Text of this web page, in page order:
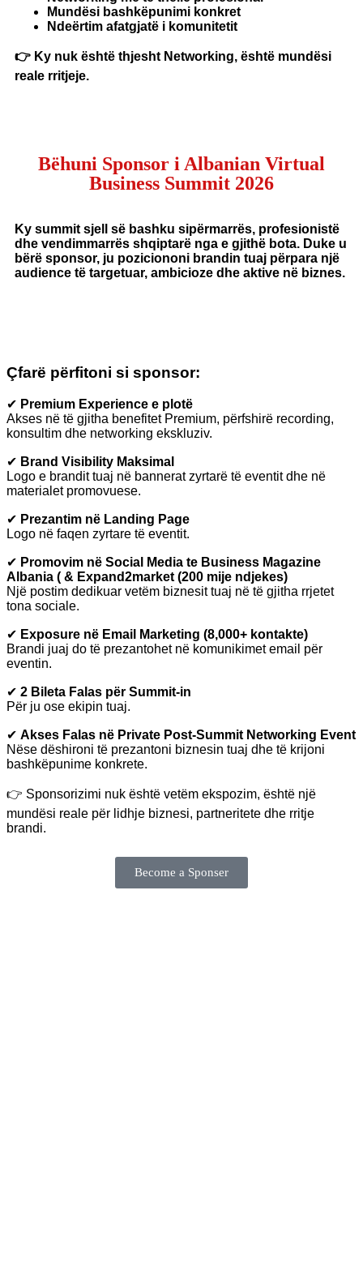
Mundësi bashkëpunimi konkret
Ndeërtim afatgjatë i komunitetit
👉 Ky nuk është thjesht Networking, është mundësi
reale rritjeje.
Bëhuni Sponsor i Albanian Virtual
Business Summit 2026
Ky summit sjell së bashku sipërmarrës, profesionistë
dhe vendimmarrës shqiptarë nga e gjithë bota. Duke u
bërë sponsor, ju poziciononi brandin tuaj përpara një
audience të targetuar, ambicioze dhe aktive në biznes.
Çfarë përfitoni si sponsor:
✔ Premium Experience e plotë
Akses në të gjitha benefitet Premium, përfshirë recording,
konsultim dhe networking ekskluziv.
✔ Brand Visibility Maksimal
Logo e brandit tuaj në bannerat zyrtarë të eventit dhe në
materialet promovuese.
✔ Prezantim në Landing Page
Logo në faqen zyrtare të eventit.
✔ Promovim në Social Media te Business Magazine
Albania ( & Expand2market (200 mije ndjekes)
Një postim dedikuar vetëm biznesit tuaj në të gjitha rrjetet
tona sociale.
✔ Exposure në Email Marketing (8,000+ kontakte)
Brandi juaj do të prezantohet në komunikimet email për
eventin.
✔ 2 Bileta Falas për Summit-in
Për ju ose ekipin tuaj.
✔ Akses Falas në Private Post-Summit Networking Event
Nëse dëshironi të prezantoni biznesin tuaj dhe të krijoni
bashkëpunime konkrete.
👉 Sponsorizimi nuk është vetëm ekspozim, është një
mundësi reale për lidhje biznesi, partneritete dhe rritje
brandi.
Become a Sponser